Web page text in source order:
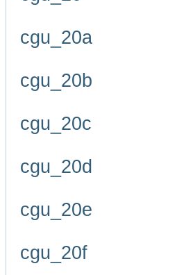
cgu_20a
cgu_20b
cgu_20c
cgu_20d
cgu_20e
cgu_20f